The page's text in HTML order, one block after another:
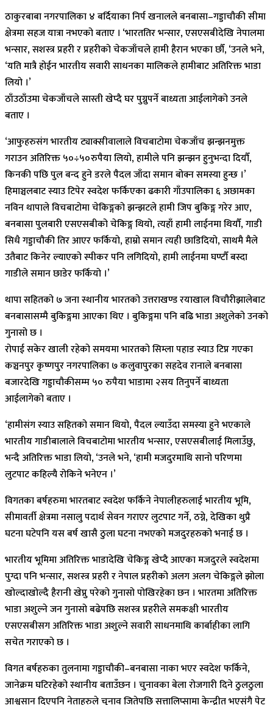
ठाकुरबाबा नगरपालिका ४ बर्दियाका निर्प खनालले बनबासा–गड्डाचौकी सीमा
क्षेत्रमा सहज यात्रा नभएको बताए । ‘भारततिर भन्सार, एसएसबीदेखि नेपालमा
भन्सार, सशस्त्र प्रहरी र प्रहरीको चेकजाँचले हामी हैरान भएका छौँ, ‘उनले भने,
‘यति मात्रै होईन भारतीय सवारी साधनका मालिकले हामीबाट अतिरिक्त भाडा
लियो ।’
ठाँउठाँउमा चेकजाँचले सास्ती खेप्दै घर पुग्नुपर्ने बाध्यता आईलागेको उनले
बताए ।
‘आफुहरुसंग भारतीय ट्याक्सीवालाले विचबाटोमा चेकजाँच झन्झनमुक्त
गराउन अतिरिक्त ५०÷५०रुपैया लियो, हामीले पनि झन्झन हुनुभन्दा दियौँ,
किनकी पछि पुल बन्द हुने डरले पैदल जाँदा समान बोक्न समस्या हुन्छ ।’
हिमाञ्चलबाट स्याउ टिपेर स्वदेश फर्किएका ढकारी गाँउपालिका ६ अछामका
नविन थापाले विचबाटोमा चेकिङ्गको झन्झटले हामी जिप बुकिङ्ग गरेर आए,
बनबासा पुलबारी एसएसबीको चेकिङ्ग थियो, त्यहाँ हामी लाईनमा थियौँ, गाडी
सिधै गड्डाचौकी तिर आएर फर्कियो, हाम्रो समान त्यही छाडिदियो, साथमै मैले
उतैबाट किनेर ल्याएको स्पीकर पनि लगिदियो, हामी लाईनमा घण्टौँ बस्दा
गाडीले समान छाडेर फर्कियो ।’
थापा सहितको ७ जना स्थानीय भारतको उत्तराखण्ड रयाखाल विचौरीझालेबाट
बनबासासम्मै बुकिङ्गमा आएका थिए । बुकिङ्गमा पनि बढि भाडा अशुलेको उनको
गुनासो छ ।
रोपाई सकेर खाली रहेको समयमा भारतको सिम्ला पहाड स्याउ टिप्न गएका
कञ्चनपुर कृष्णपुर नगरपालिका ७ कलुवापुरका सहदेव रानाले बनबासा
बजारदेखि गड्डाचौकीसम्म ५० रुपैया भाडामा २सय तिनुपर्ने बाध्यता
आईलागेको बताए ।
‘हामीसंग स्याउ सहितको समान थियो, पैदल ल्याउँदा समस्या हुने भएकाले
भारतीय गाडीबालाले विचबाटोमा भारतीय भन्सार, एसएसबीलाई मिलाउँछु,
भन्दै अतिरिक्त भाडा लियो, ‘उनले भने, ‘हामी मजदुरमाथि सानो परिणमा
लुटपाट कहिल्यै रोकिने भनेएन ।’
विगतका बर्षहरुमा भारतबाट स्वदेश फर्किने नेपालीहरुलाई भारतीय भूमि,
सीमावर्ती क्षेत्रमा नसालु पदार्थ सेवन गराएर लुटपाट गर्ने, ठग्ने, देखिका थुप्रै
घटना घटेपनि यस बर्ष खासै ठुला घटना नभएको मजदुरहरुको भनाई छ ।
भारतीय भूमिमा अतिरिक्त भाडादेखि चेकिङ्ग खेप्दै आएका मजदुरले स्वदेशमा
पुग्दा पनि भन्सार, सशस्त्र प्रहरी र नेपाल प्रहरीको अलग अलग चेकिङ्गले झोला
खोल्दाखोल्दै हैरानी खेप्नु परेको गुनासो पोखिरहेका छन । भारतमा अतिरिक्त
भाडा अशुल्ने जन गुनासो बढेपछि सशस्त्र प्रहरीले समकक्षी भारतीय
एसएसबीसग अतिरिक्त भाडा अशुल्ने सवारी साधनमाथि कार्बाहीका लागि
सचेत गराएको छ ।
विगत बर्षहरुका तुलनामा गड्डाचौकी–बनबासा नाका भएर स्वदेश फर्किने,
जानेक्रम घटिरहेको स्थानीय बताउँछन । चुनावका बेला रोजगारी दिने ठुलठुला